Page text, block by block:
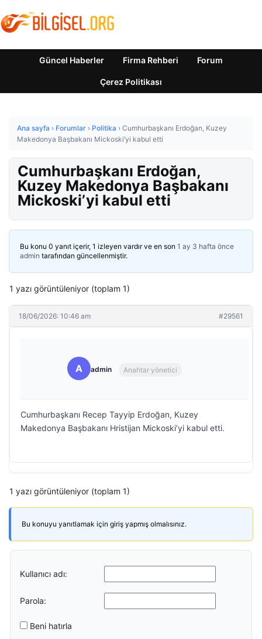
Güncel Haberler Firma Rehberi Forum
Çerez Politikası
Ana sayfa › Forumlar › Politika › Cumhurbaşkanı Erdoğan, Kuzey
Makedonya Başbakanı Mickoski’yi kabul etti
Cumhurbaşkanı Erdoğan,
Kuzey Makedonya Başbakanı
Mickoski’yi kabul etti
Bu konu 0 yanıt içerir, 1 izleyen vardır ve en son 1 ay 3 hafta önce
admin tarafından güncellenmiştir.
1 yazı görüntüleniyor (toplam 1)
18/06/2026: 10:46 am #29561
A admin Anahtar yönetici
Cumhurbaşkanı Recep Tayyip Erdoğan, Kuzey
Makedonya Başbakanı Hristijan Mickoski’yi kabul etti.
1 yazı görüntüleniyor (toplam 1)
Bu konuyu yanıtlamak için giriş yapmış olmalısınız.
Kullanıcı adı:
Parola:
Beni hatırla